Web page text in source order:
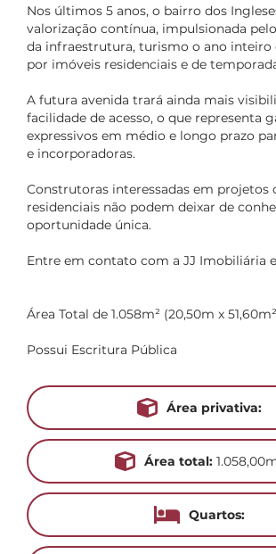
Nos últimos 5 anos, o bairro dos
valorização contínua, impulsionada
da infraestrutura, turismo o ano inteiro
por imóveis residenciais e de
A futura avenida trará ainda mais
facilidade de acesso, o que representa
expressivos em médio e longo prazo
e incorporadoras.
Construtoras interessadas em projetos
residenciais não podem deixar de
oportunidade única.
Entre em contato com a JJ Imobiliária
Área Total de 1.058m² (20,50m x
Possui Escritura Pública
Área privativa:
Área total:
Quartos: